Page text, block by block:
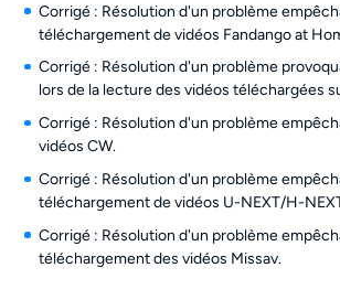
Corrigé : Résolution d'un problème
téléchargement de vidéos Fandango at
Corrigé : Résolution d'un problème
lors de la lecture des vidéos téléchargées
Corrigé : Résolution d'un problème
vidéos CW.
Corrigé : Résolution d'un problème
téléchargement de vidéos U-NEXT/H-
Corrigé : Résolution d'un problème
téléchargement des vidéos Missav.